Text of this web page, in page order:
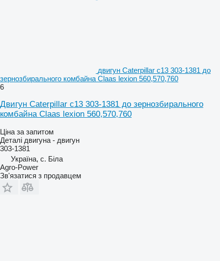
двигун Caterpillar c13 303-1381 до
зернозбирального комбайна Claas lexion 560,570,760
6
Двигун Caterpillar c13 303-1381 до зернозбирального
комбайна Claas lexion 560,570,760
Ціна за запитом
Деталі двигуна - двигун
303-1381
Україна, с. Біла
Agro-Power
Зв'язатися з продавцем